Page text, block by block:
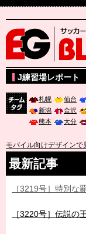
サッカー専門新聞
J練習場レポート
札幌 仙台
新潟
金沢
熊本
大分
モバイル向けデザインで
最新記事
［3219号］特別な
［3220号］伝説の